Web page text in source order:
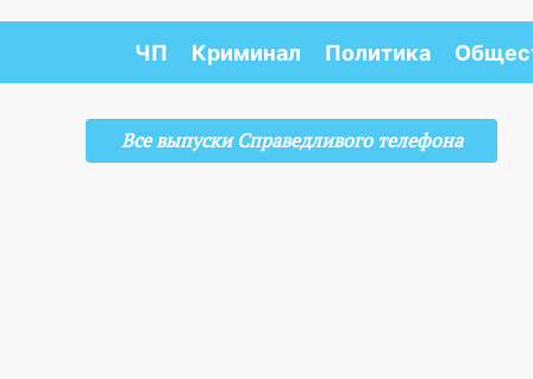
ЧП Криминал Политика
Все выпуски Справедливого телефона